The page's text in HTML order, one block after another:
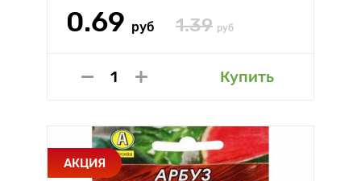
0.69 руб 1.39 руб
Купить
АКЦИЯ